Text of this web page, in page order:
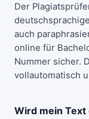
Der
auch
online für
Nummer sicher.
vollautomatisch
Wird mein